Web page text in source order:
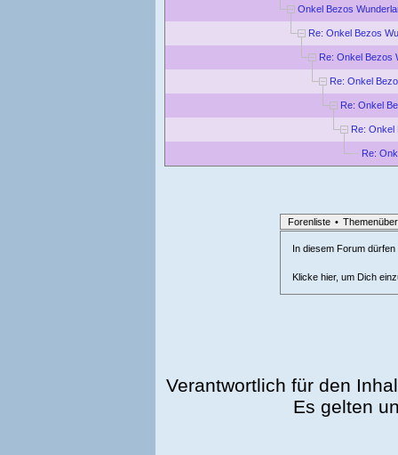
Onkel Bezos
Re: Onkel Bezos
Re: Onkel Bezos
Re: Onkel
Re: Onkel
Re: Onkel
Re:
Forenliste •
In diesem Forum
Klicke hier, um Dich
Verantwortlich für den
Es gelten